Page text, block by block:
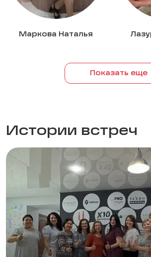
Маркова Наталья
Показать еще
Истории встреч